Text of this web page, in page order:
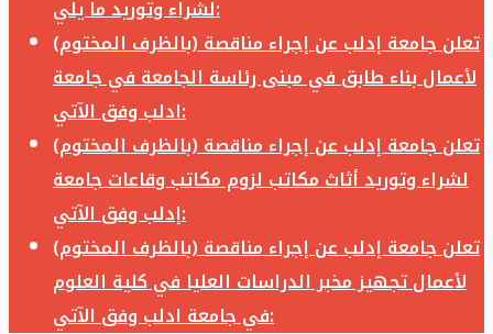
لشراء وتوريد ما يلي:
تعلن جامعة إدلب عن إجراء مناقصة (بالظرف المختوم)
لأعمال بناء طابق في مبنى رئاسة الجامعة في جامعة
ادلب وفق الآتي:
تعلن جامعة إدلب عن إجراء مناقصة (بالظرف المختوم)
لشراء وتوريد أثاث مكاتب لزوم مكاتب وقاعات جامعة
إدلب وفق الآتي:
تعلن جامعة إدلب عن إجراء مناقصة (بالظرف المختوم)
لأعمال تجهيز مخبر الدراسات العليا في كلية العلوم
في جامعة ادلب وفق الآتي: